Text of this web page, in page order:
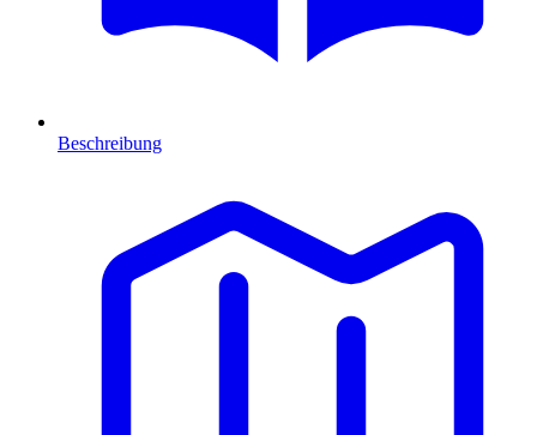
Beschreibung